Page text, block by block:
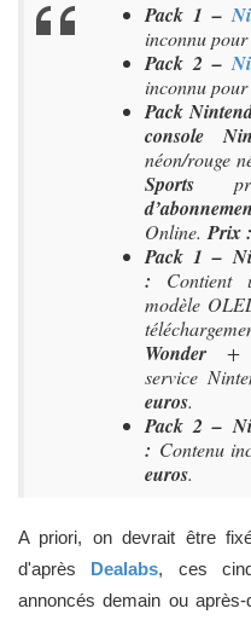
Pack 1 –
inconnu pour
Pack 2 –
inconnu pour
Pack
console
néon/rouge
Sports
Online. Prix
Pack 1 –
: Contient
modèle
Wonder
service
euros.
Pack 2 –
: Contenu
euros.
A priori, on devrait être
d'après Dealabs, ces
annoncés demain ou